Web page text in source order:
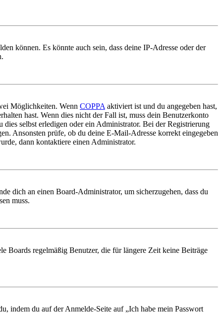
können. Es könnte auch sein, dass deine IP-Adresse oder der
Möglichkeiten. Wenn COPPA aktiviert ist und du angegeben hast,
hast. Wenn dies nicht der Fall ist, muss dein Benutzerkonto
selbst erledigen oder ein Administrator. Bei der Registrierung
Ansonsten prüfe, ob du deine E-Mail-Adresse korrekt eingegeben
dann kontaktiere einen Administrator.
dich an einen Board-Administrator, um sicherzugehen, dass du
muss.
Boards regelmäßig Benutzer, die für längere Zeit keine Beiträge
indem du auf der Anmelde-Seite auf „Ich habe mein Passwort